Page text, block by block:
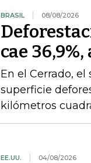
BRASIL 08/08/2026
cae
En el Cerrado,
superficie
kilómetros
EE.UU. 04/08/2026